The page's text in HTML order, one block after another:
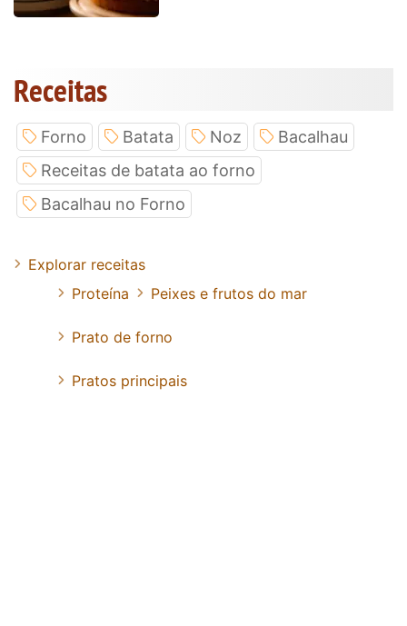
Receitas
Forno Batata Noz
Bacalhau
Receitas de batata ao forno
Bacalhau no Forno
Explorar receitas
Proteína
Peixes e frutos do mar
Prato de forno
Pratos principais